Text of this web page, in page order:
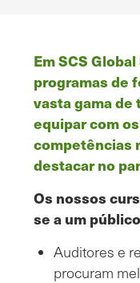
Em SCS
programas de
vasta gama
equipar com
competências
destacar no
Os nossos
se a um
Auditores e
procuram